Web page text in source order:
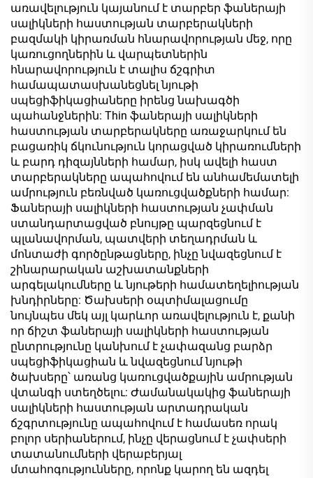
առավելություն կայանում է տարբեր ֆաներայի
սալիկների հաստության տարբերակների
բազմակի կիրառման հնարավորության մեջ, որը
կառուցողներին և վարպետներին
հնարավորություն է տալիս ճշգրիտ
համապատասխանեցնել նյութի
սպեցիֆիկացիաները իրենց նախագծի
պահանջներին: Thin ֆաներայի սալիկների
հաստության տարբերակները առաջարկում են
բացառիկ ճկունություն կորացված կիրառումների
և բարդ դիզայնների համար, իսկ ավելի հաստ
տարբերակները ապահովում են անհամեմատելի
ամրություն բեռնված կառուցվածքների համար:
Ֆաներայի սալիկների հաստության չափման
ստանդարտացված բնույթը պարզեցնում է
պլանավորման, պատվերի տեղադրման և
մոնտաժի գործընթացները, ինչը նվազեցնում է
շինարարական աշխատանքների
արգելակումները և նյութերի համատեղելիության
խնդիրները: Ծախսերի օպտիմալացումը
նույնպես մեկ այլ կարևոր առավելություն է, քանի
որ ճիշտ ֆաներայի սալիկների հաստության
ընտրությունը կանխում է չափազանց բարձր
սպեցիֆիկացիան և նվազեցնում նյութի
ծախսերը՝ առանց կառուցվածքային ամրության
վտանգի ստեղծելու: Ժամանակակից ֆաներայի
սալիկների հաստության արտադրական
ճշգրտությունը ապահովում է համասեռ որակ
բոլոր սերիաներում, ինչը վերացնում է չափսերի
տատանումների վերաբերյալ
մտահոգությունները, որոնք կարող են ազդել